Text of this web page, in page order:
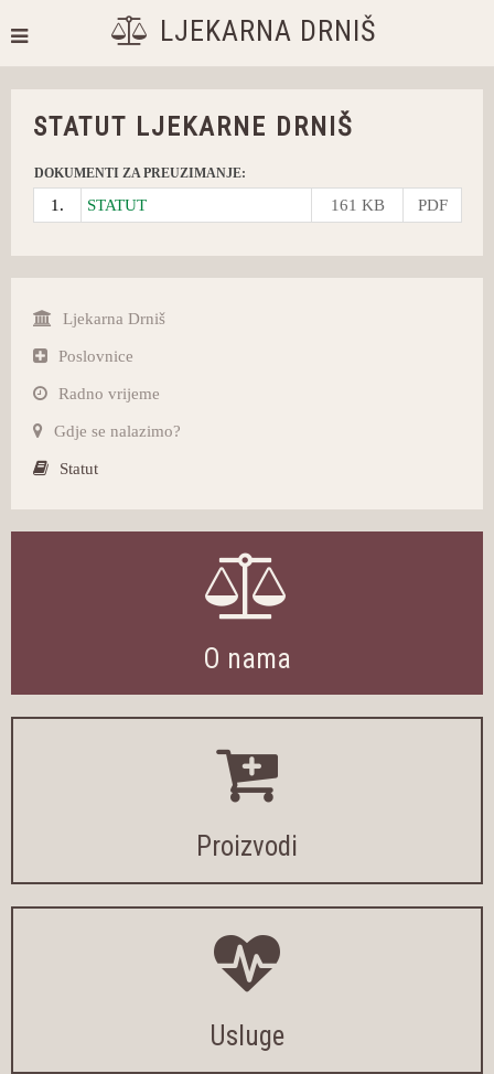
LJEKARNA DRNIŠ
STATUT LJEKARNE DRNIŠ
DOKUMENTI ZA PREUZIMANJE:
1. STATUT 161 KB PDF
Ljekarna Drniš
Poslovnice
Radno vrijeme
Gdje se nalazimo?
Statut
O nama
Proizvodi
Usluge